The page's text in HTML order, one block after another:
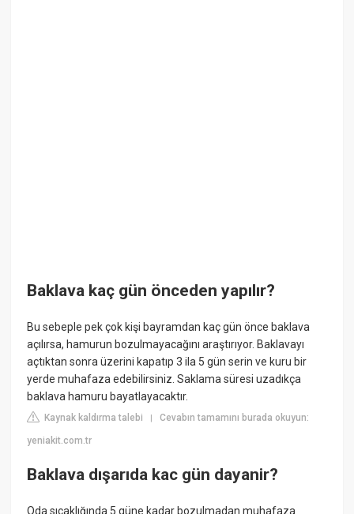
Baklava kaç gün önceden yapılır?
Bu sebeple pek çok kişi bayramdan kaç gün önce baklava
açılırsa, hamurun bozulmayacağını araştırıyor. Baklavayı
açtıktan sonra üzerini kapatıp 3 ila 5 gün serin ve kuru bir
yerde muhafaza edebilirsiniz. Saklama süresi uzadıkça
baklava hamuru bayatlayacaktır.
Kaynak kaldırma talebi |Cevabın tamamını burada okuyun:
yeniakit.com.tr
Baklava dışarıda kac gün dayanir?
Oda sıcaklığında 5 güne kadar bozulmadan muhafaza